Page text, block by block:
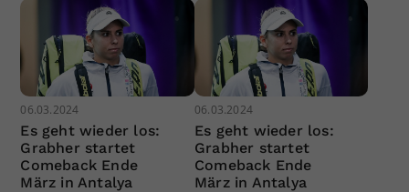
06.03.2024
Es geht wieder los:
Grabher startet
Comeback Ende
März in Antalya
06.03.2024
Es geht wieder los:
Grabher startet
Comeback Ende
März in Antalya